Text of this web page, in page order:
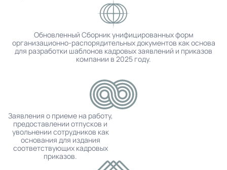
Обновленный Сборник унифицированных форм
организационно-распорядительных документов как основа
для разработки шаблонов кадровых заявлений и приказов
компании в 2025 году.
Заявления о приеме на работу,
предоставлении отпусков и
увольнении сотрудников как
основания для издания
соответствующих кадровых
приказов.